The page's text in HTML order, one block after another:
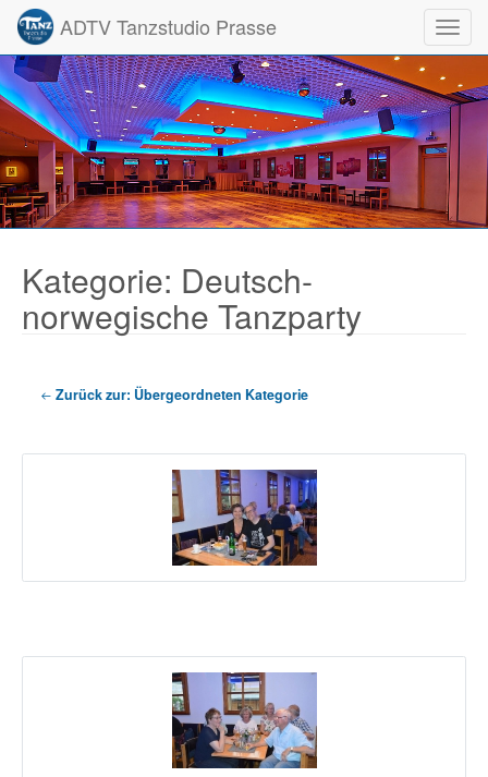
ADTV Tanzstudio Prasse
Kategorie: Deutsch-
norwegische Tanzparty
Zurück zur: Übergeordneten Kategorie